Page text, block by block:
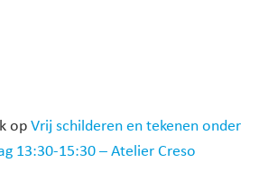
opVrij schilderen en tekenen onder
13:30-15:30 – Atelier Creso